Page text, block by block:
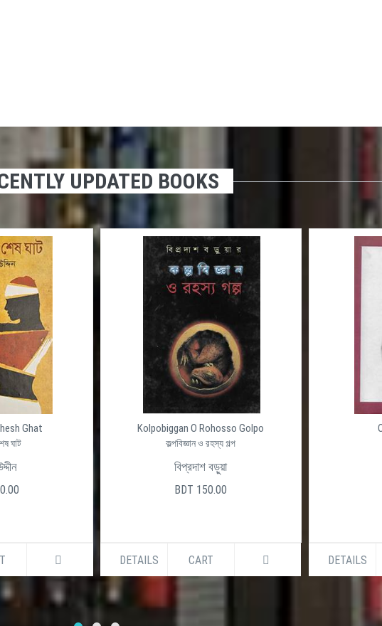
UPDATED BOOKS
Ghat
ঘাট
Kolpobiggan O Rohosso Golpo
কল্পবিজ্ঞান ও রহস্য গল্প
বিপ্রদাশ বড়ুয়া
BDT 150.00
DETAILS CART DETAILS